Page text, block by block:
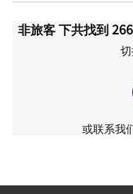
非旅客下共找到
或联系我